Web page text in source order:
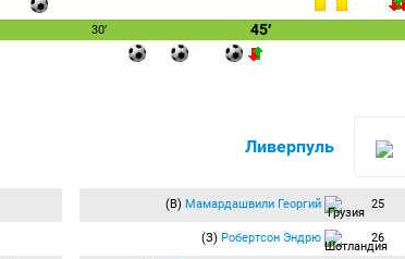
30′ 45′
Ливерпуль
(В) Мамардашвили Георгий 25
(З) Робертсон Эндрю 26